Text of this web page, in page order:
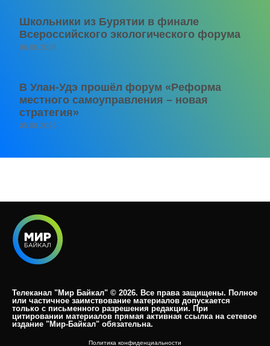
Школьники из Бурятии в финале
Всероссийского экологического форума
06.08.2026
В Улан-Удэ прошёл форум «Реформа
местного самоуправления – новая
стратегия»
05.08.2026
Телеканал "Мир Байкал" © 2026. Все права защищены. Полное
или частичное заимствование материалов допускается
только с письменного разрешения редакции. При
цитировании материалов прямая активная ссылка на сетевое
издание "Мир-Байкал" обязательна.​
Политика конфиденциальности